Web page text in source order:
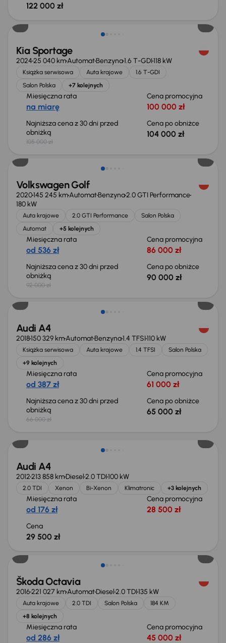
122 000 zł
Kia Sportage
202425 040 kmAutomatBenzyna1.6 T-GDI118 kW
Książka serwisowa Auta krajowe
1.6 T-GDI
Salon Polska
+7 kolejnych
Miesięczna rata
na miarę
Cena promocyjna
100 000 zł
Najniższa cena z 30 dni przed
obniżką
105 000 zł
Cena po obniżce
104 000 zł
Taniej o 2 000 zł
Volkswagen Golf
2020145 245 kmAutomatBenzyna2.0 GTI Performance
180 kW
Auta krajowe 2.0 GTI Performance
Salon Polska
Automat
+5 kolejnych
Miesięczna rata
od 536 zł
Cena promocyjna
86 000 zł
Najniższa cena z 30 dni przed
obniżką
92 000 zł
Cena po obniżce
90 000 zł
Taniej o 1 000 zł
Audi A4
2018150 329 kmAutomatBenzyna1.4 TFSI110 kW
Książka serwisowa Auta krajowe 1.4 TFSI
Salon Polska
+9 kolejnych
Miesięczna rata
od 387 zł
Cena promocyjna
61 000 zł
Najniższa cena z 30 dni przed
obniżką
66 000 zł
Cena po obniżce
65 000 zł
Audi A4
2012213 858 kmDiesel2.0 TDI100 kW
2.0 TDI Xenon Bi-Xenon Klimatronic +3 kolejnych
Miesięczna rata
od 176 zł
Cena promocyjna
28 500 zł
Cena
29 500 zł
Škoda Octavia
2016221 027 kmAutomatDiesel2.0 TDI135 kW
Auta krajowe 2.0 TDI Salon Polska
184 KM
+8 kolejnych
Miesięczna rata
od 286 zł
Cena promocyjna
45 000 zł